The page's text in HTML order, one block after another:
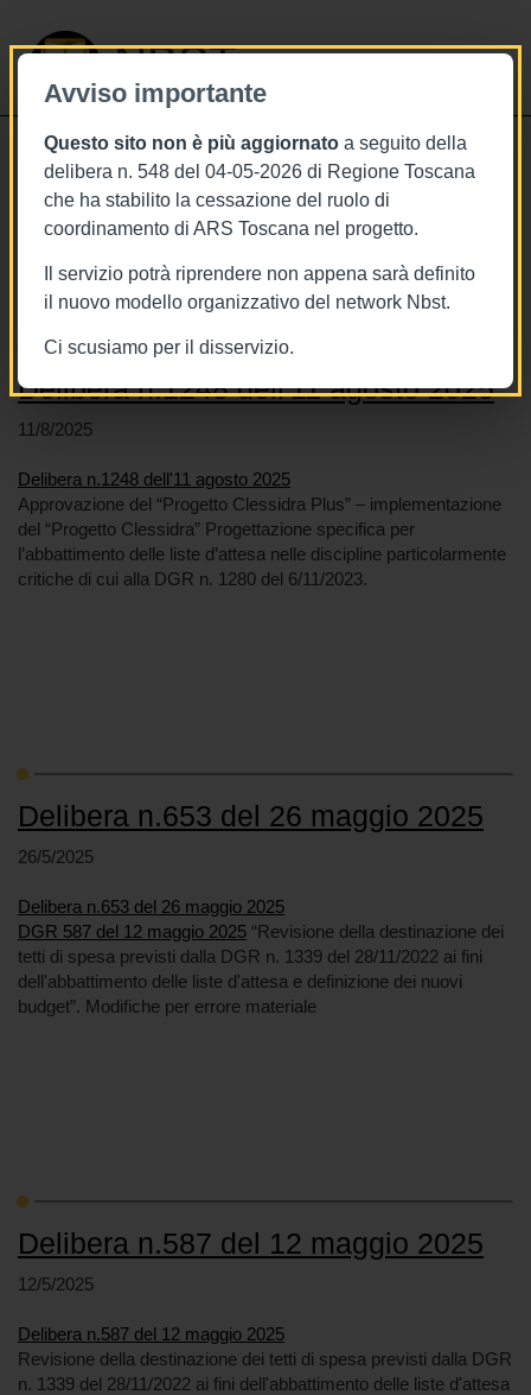
Avviso importante
Questo sito non è più aggiornato a seguito della
delibera n. 548 del 04-05-2026 di Regione Toscana
che ha stabilito la cessazione del ruolo di
coordinamento di ARS Toscana nel progetto.
Il servizio potrà riprendere non appena sarà definito
il nuovo modello organizzativo del network Nbst.
Ci scusiamo per il disservizio.
NBST
Stai visualizzando gli articoli relativi
a: Liste d'attesa
Delibera n.1248 dell'11 agosto 2025
11/8/2025
Delibera n.1248 dell'11 agosto 2025
Approvazione del “Progetto Clessidra Plus” – implementazione
del “Progetto Clessidra” Progettazione specifica per
l’abbattimento delle liste d’attesa nelle discipline particolarmente
critiche di cui alla DGR n. 1280 del 6/11/2023.
Delibera n.653 del 26 maggio 2025
26/5/2025
Delibera n.653 del 26 maggio 2025
DGR 587 del 12 maggio 2025 “Revisione della destinazione dei
tetti di spesa previsti dalla DGR n. 1339 del 28/11/2022 ai fini
dell'abbattimento delle liste d'attesa e definizione dei nuovi
budget”. Modifiche per errore materiale
Delibera n.587 del 12 maggio 2025
12/5/2025
Delibera n.587 del 12 maggio 2025
Revisione della destinazione dei tetti di spesa previsti dalla DGR
n. 1339 del 28/11/2022 ai fini dell'abbattimento delle liste d'attesa